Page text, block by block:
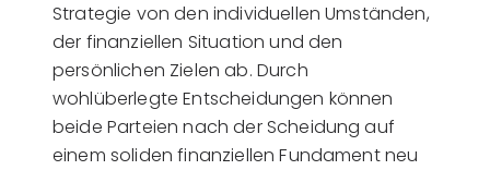
Strategie von den individuellen Umständen,
der finanziellen Situation und den
persönlichen Zielen ab. Durch
wohlüberlegte Entscheidungen können
beide Parteien nach der Scheidung auf
einem soliden finanziellen Fundament neu